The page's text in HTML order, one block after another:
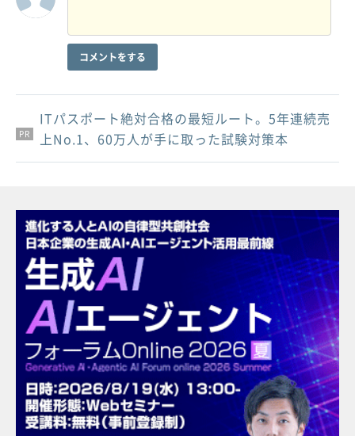
コメントをする
PR
PR
PR
ITパスポート絶対合格の最短ルート。5年連続売
上No.1、60万人が手に取った試験対策本